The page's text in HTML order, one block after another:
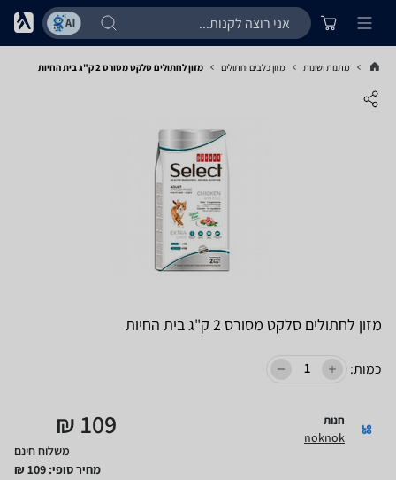
מתנות ושונות מזון כלבים וחתולים מזון לחתולים סלקט מסורס 2 ק"ג בית החיות
מזון לחתולים סלקט מסורס 2 ק"ג בית החיות
כמות:
חנות
noknok
109
₪
משלוח חינם
מחיר סופי: 109
₪